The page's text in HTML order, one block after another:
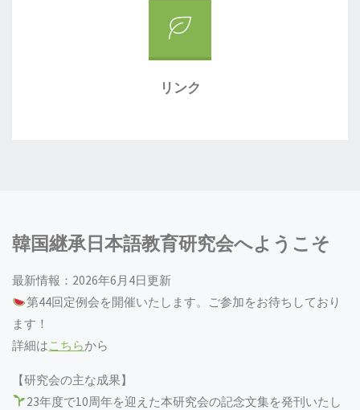
リンク
韓国継承日本語教育研究会へようこそ
最新情報：2026年6月4日更新
第44回定例会を開催いたします。ご参加をお待ちしており
ます！
詳細はこちらから
【研究会の主な成果】
23年度で10周年を迎えた本研究会の記念文集を発刊いたし